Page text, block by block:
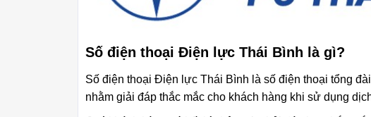
Số điện thoại Điện lực Thái Bình là gì?
Số điện thoại Điện lực Thái Bình là số điện thoại tổng
nhằm giải đáp thắc mắc cho khách hàng khi sử dụng